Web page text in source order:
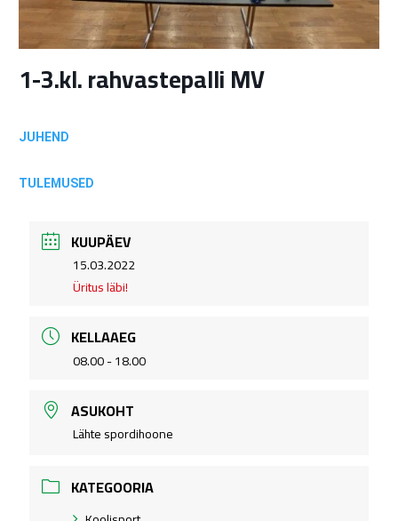
1-3.kl. rahvastepalli MV
JUHEND
TULEMUSED
KUUPÄEV
15.03.2022
Üritus läbi!
KELLAAEG
08.00 - 18.00
ASUKOHT
Lähte spordihoone
KATEGOORIA